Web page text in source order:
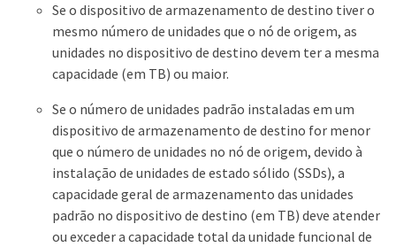
Se o dispositivo de armazenamento de destino tiver o
mesmo número de unidades que o nó de origem, as
unidades no dispositivo de destino devem ter a mesma
capacidade (em TB) ou maior.
Se o número de unidades padrão instaladas em um
dispositivo de armazenamento de destino for menor
que o número de unidades no nó de origem, devido à
instalação de unidades de estado sólido (SSDs), a
capacidade geral de armazenamento das unidades
padrão no dispositivo de destino (em TB) deve atender
ou exceder a capacidade total da unidade funcional de